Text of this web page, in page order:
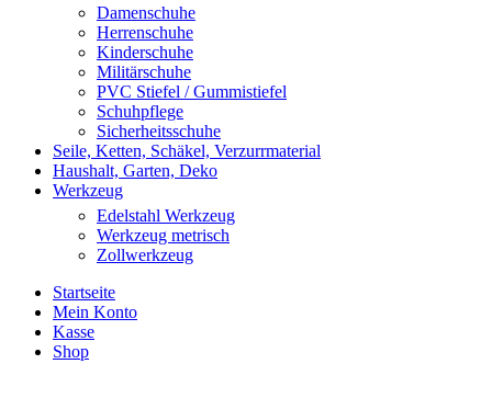
Damenschuhe
Herrenschuhe
Kinderschuhe
Militärschuhe
PVC Stiefel / Gummistiefel
Schuhpflege
Sicherheitsschuhe
Seile, Ketten, Schäkel, Verzurrmaterial
Haushalt, Garten, Deko
Werkzeug
Edelstahl Werkzeug
Werkzeug metrisch
Zollwerkzeug
Startseite
Mein Konto
Kasse
Shop